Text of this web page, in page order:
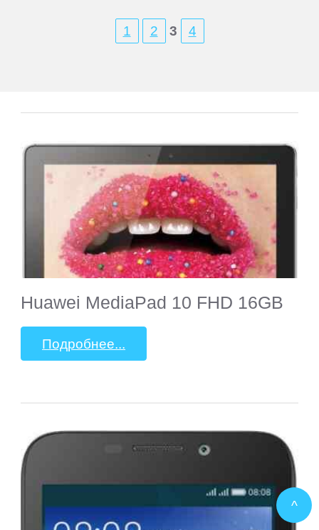
1 2 3 4
Huawei MediaPad 10 FHD 16GB
Подробнее...
^